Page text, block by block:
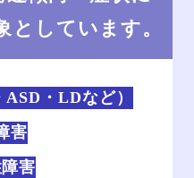
としています。
・LDなど）
害
害